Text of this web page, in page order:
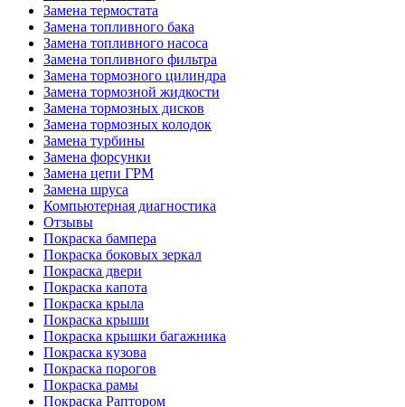
Замена термостата
Замена топливного бака
Замена топливного насоса
Замена топливного фильтра
Замена тормозного цилиндра
Замена тормозной жидкости
Замена тормозных дисков
Замена тормозных колодок
Замена турбины
Замена форсунки
Замена цепи ГРМ
Замена шруса
Компьютерная диагностика
Отзывы
Покраска бампера
Покраска боковых зеркал
Покраска двери
Покраска капота
Покраска крыла
Покраска крыши
Покраска крышки багажника
Покраска кузова
Покраска порогов
Покраска рамы
Покраска Раптором